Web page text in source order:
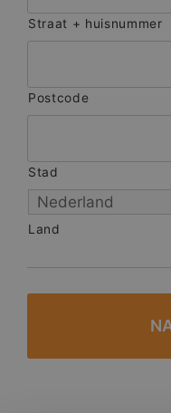
Straat + huisnummer
Postcode
Stad
Land